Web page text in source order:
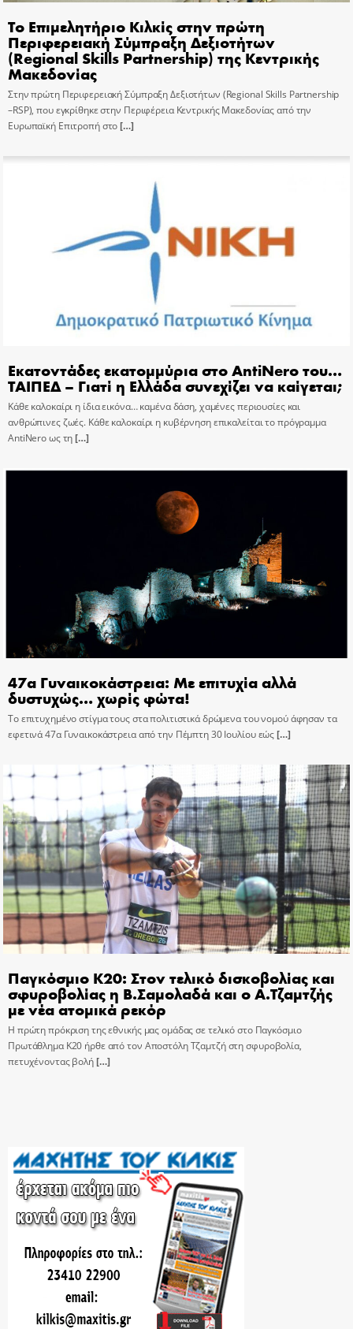
Το Επιμελητήριο Κιλκίς στην πρώτη
Περιφερειακή Σύμπραξη Δεξιοτήτων
(Regional Skills Partnership) της Κεντρικής
Μακεδονίας
Στην πρώτη Περιφερειακή Σύμπραξη Δεξιοτήτων (Regional Skills Partnership
–RSP), που εγκρίθηκε στην Περιφέρεια Κεντρικής Μακεδονίας από την
Ευρωπαϊκή Επιτροπή στο[…]
Εκατοντάδες εκατομμύρια στο AntiNero του…
ΤΑΙΠΕΔ – Γιατί η Ελλάδα συνεχίζει να καίγεται;
Κάθε καλοκαίρι η ίδια εικόνα… καμένα δάση, χαμένες περιουσίες και
ανθρώπινες ζωές. Κάθε καλοκαίρι η κυβέρνηση επικαλείται το πρόγραμμα
AntiNero ως τη[…]
47α Γυναικοκάστρεια: Με επιτυχία αλλά
δυστυχώς… χωρίς φώτα!
Το επιτυχημένο στίγμα τους στα πολιτιστικά δρώμενα του νομού άφησαν τα
εφετινά 47α Γυναικοκάστρεια από την Πέμπτη 30 Ιουλίου εώς[…]
Παγκόσμιο Κ20: Στον τελικό δισκοβολίας και
σφυροβολίας η Β.Σαμολαδά και ο Α.Τζαμτζής
με νέα ατομικά ρεκόρ
Η πρώτη πρόκριση της εθνικής μας ομάδας σε τελικό στο Παγκόσμιο
Πρωτάθλημα Κ20 ήρθε από τον Αποστόλη Τζαμτζή στη σφυροβολία,
πετυχένοντας βολή[…]